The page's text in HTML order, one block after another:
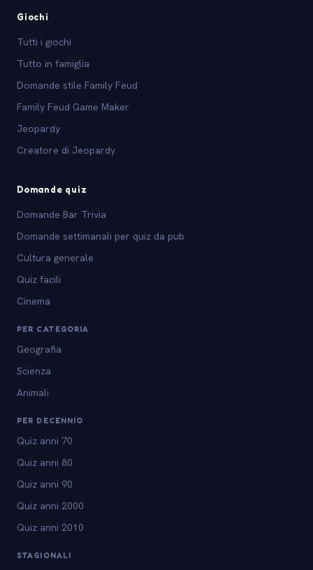
Giochi
Tutti i giochi
Tutto in famiglia
Domande stile Family Feud
Family Feud Game Maker
Jeopardy
Creatore di Jeopardy
Domande quiz
Domande Bar Trivia
Domande settimanali per quiz da pub
Cultura generale
Quiz facili
Cinema
PER CATEGORIA
Geografia
Scienza
Animali
PER DECENNIO
Quiz anni 70
Quiz anni 80
Quiz anni 90
Quiz anni 2000
Quiz anni 2010
STAGIONALI